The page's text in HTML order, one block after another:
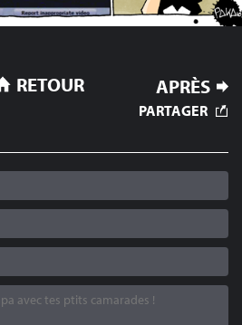
APRÈS
RETOUR
PARTAGER